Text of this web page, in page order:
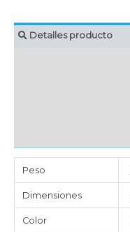
Detalles producto
Peso
Dimensiones
Color